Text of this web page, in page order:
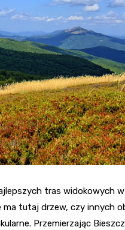
tras widokowych
tutaj drzew, czy innych
Przemierzając